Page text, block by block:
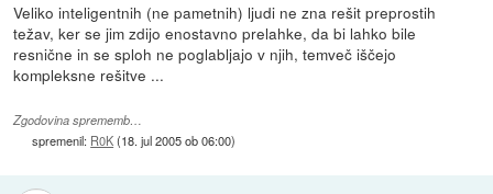
Veliko inteligentnih (ne pametnih) ljudi ne zna rešit preprostih
težav, ker se jim zdijo enostavno prelahke, da bi lahko bile
resnične in se sploh ne poglabljajo v njih, temveč iščejo
kompleksne rešitve ...
Zgodovina sprememb…
spremenil: R0K(18. jul 2005 ob 06:00)